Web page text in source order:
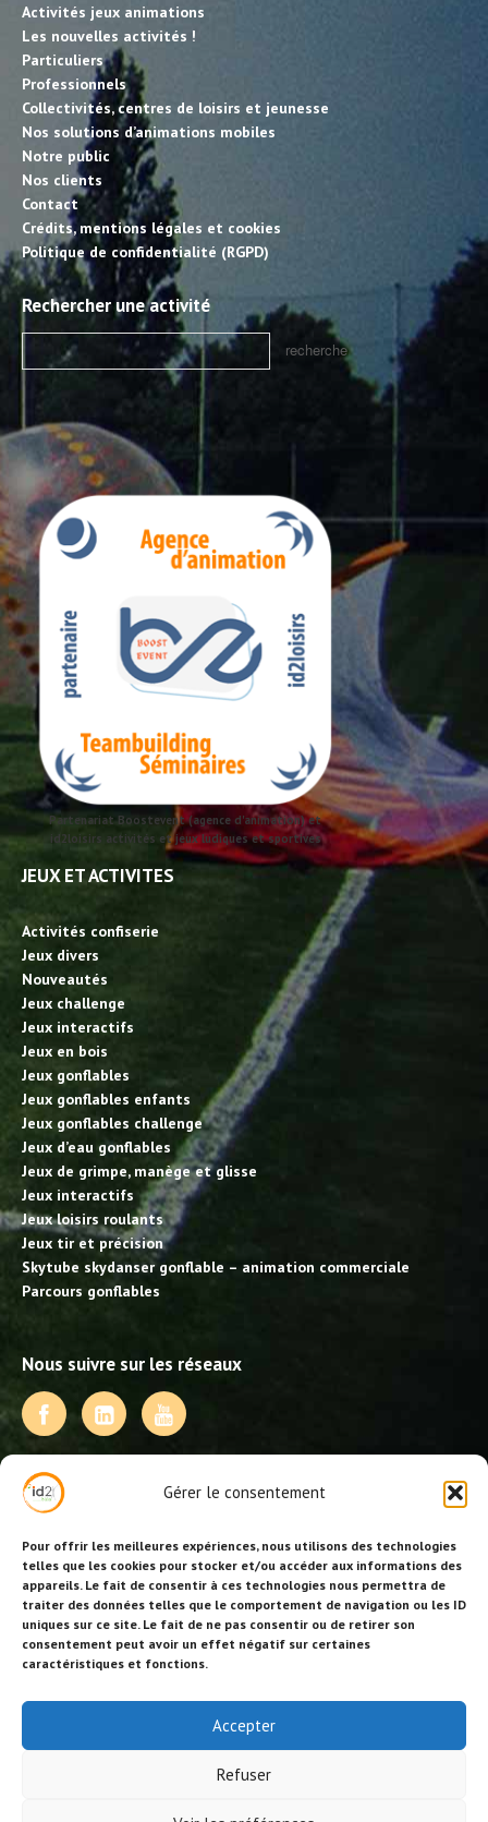
Gérer le consentement
Pour offrir les meilleures expériences, nous utilisons des technologies
telles que les cookies pour stocker et/ou accéder aux informations des
appareils. Le fait de consentir à ces technologies nous permettra de
traiter des données telles que le comportement de navigation ou les ID
uniques sur ce site. Le fait de ne pas consentir ou de retirer son
consentement peut avoir un effet négatif sur certaines
caractéristiques et fonctions.
Accepter
Refuser
Activités jeux animations
Les nouvelles activités !
Particuliers
Professionnels
Collectivités, centres de loisirs et jeunesse
Nos solutions d’animations mobiles
Notre public
Nos clients
Contact
Crédits, mentions légales et cookies
Politique de confidentialité (RGPD)
Rechercher une activité
Partenariat Boostevent (agence d'animation) et
id2loisirs activités et jeux ludiques et sportives
JEUX ET ACTIVITES
Activités confiserie
Jeux divers
Nouveautés
Jeux challenge
Jeux interactifs
Jeux en bois
Jeux gonflables
Jeux gonflables enfants
Jeux gonflables challenge
Jeux d’eau gonflables
Jeux de grimpe, manège et glisse
Jeux interactifs
Jeux loisirs roulants
Jeux tir et précision
Skytube skydanser gonflable – animation commerciale
Parcours gonflables
Nous suivre sur les réseaux
NOS PRESTATIONS
Activités, jeux et animations BDE
Animations événementielles
Animations EVJF – EVJG
Animations hôtellerie
Animations anniversaires
Collectivités, centres de loisirs et jeunesse
Séminaires team building
Crédits-ML |Réalisation site/référencement BS